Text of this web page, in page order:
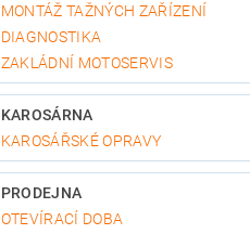
MONTÁŽ TAŽNÝCH ZAŘÍZENÍ
DIAGNOSTIKA
ZAKLÁDNÍ MOTOSERVIS
KAROSÁRNA
KAROSÁŘSKÉ OPRAVY
PRODEJNA
OTEVÍRACÍ DOBA